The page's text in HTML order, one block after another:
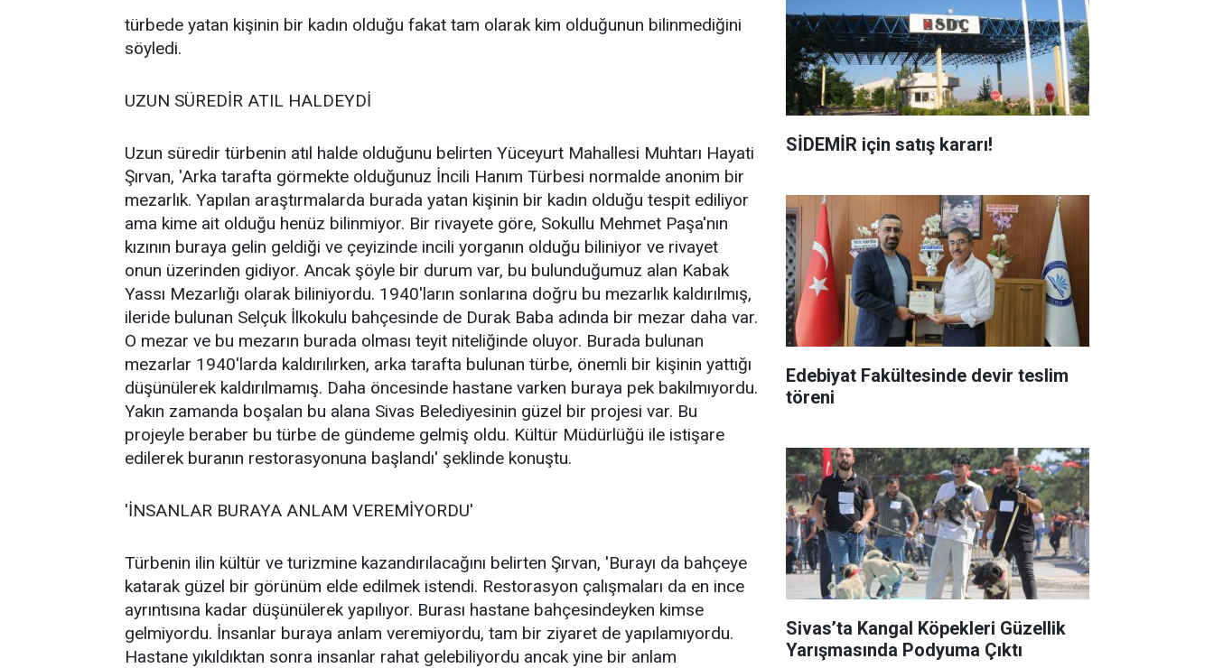
türbede yatan kişinin bir kadın olduğu fakat tam olarak kim olduğunun bilinmediğini
söyledi.
UZUN SÜREDİR ATIL HALDEYDİ
Uzun süredir türbenin atıl halde olduğunu belirten Yüceyurt Mahallesi Muhtarı Hayati
Şırvan, 'Arka tarafta görmekte olduğunuz İncili Hanım Türbesi normalde anonim bir
mezarlık. Yapılan araştırmalarda burada yatan kişinin bir kadın olduğu tespit ediliyor
ama kime ait olduğu henüz bilinmiyor. Bir rivayete göre, Sokullu Mehmet Paşa'nın
kızının buraya gelin geldiği ve çeyizinde incili yorganın olduğu biliniyor ve rivayet
onun üzerinden gidiyor. Ancak şöyle bir durum var, bu bulunduğumuz alan Kabak
Yassı Mezarlığı olarak biliniyordu. 1940'ların sonlarına doğru bu mezarlık kaldırılmış,
ileride bulunan Selçuk İlkokulu bahçesinde de Durak Baba adında bir mezar daha var.
O mezar ve bu mezarın burada olması teyit niteliğinde oluyor. Burada bulunan
mezarlar 1940'larda kaldırılırken, arka tarafta bulunan türbe, önemli bir kişinin yattığı
düşünülerek kaldırılmamış. Daha öncesinde hastane varken buraya pek bakılmıyordu.
Yakın zamanda boşalan bu alana Sivas Belediyesinin güzel bir projesi var. Bu
projeyle beraber bu türbe de gündeme gelmiş oldu. Kültür Müdürlüğü ile istişare
edilerek buranın restorasyonuna başlandı' şeklinde konuştu.
'İNSANLAR BURAYA ANLAM VEREMİYORDU'
Türbenin ilin kültür ve turizmine kazandırılacağını belirten Şırvan, 'Burayı da bahçeye
katarak güzel bir görünüm elde edilmek istendi. Restorasyon çalışmaları da en ince
ayrıntısına kadar düşünülerek yapılıyor. Burası hastane bahçesindeyken kimse
gelmiyordu. İnsanlar buraya anlam veremiyordu, tam bir ziyaret de yapılamıyordu.
Hastane yıkıldıktan sonra insanlar rahat gelebiliyordu ancak yine bir anlam
SİDEMİR için satış kararı!
Edebiyat Fakültesinde devir teslim
töreni
Sivas’ta Kangal Köpekleri Güzellik
Yarışmasında Podyuma Çıktı